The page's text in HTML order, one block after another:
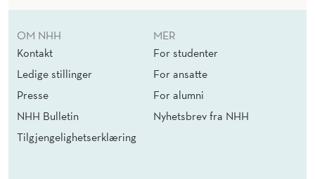
OM NHH
Kontakt
Ledige stillinger
Presse
NHH Bulletin
Tilgjengelighetserklæring
MER
For studenter
For ansatte
For alumni
Nyhetsbrev fra NHH